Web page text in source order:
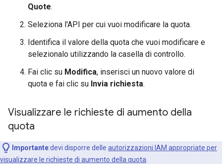
Quote.
Seleziona l'API per cui vuoi modificare la quota.
Identifica il valore della quota che vuoi modificare e
selezionalo utilizzando la casella di controllo.
Fai clic su Modifica, inserisci un nuovo valore di
quota e fai clic su Invia richiesta.
Visualizzare le richieste di aumento della
quota
Importante:devi disporre delle autorizzazioni IAM appropriate per
visualizzare le richieste di aumento della quota